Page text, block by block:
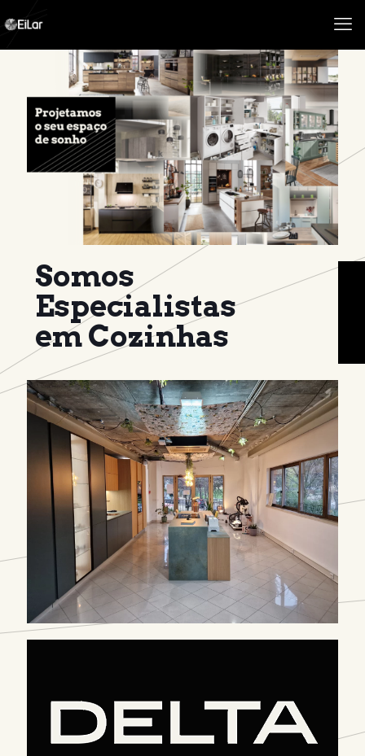
Somos
Especialistas
em Cozinhas
Parceiros